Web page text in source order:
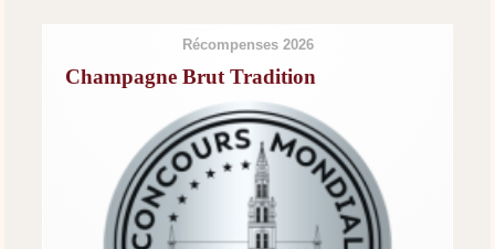
Récompenses 2026
Champagne Brut Tradition